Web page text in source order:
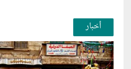
أخبار